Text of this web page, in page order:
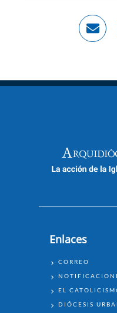
Enlaces
ENLACES
CORREO
EL
DIÓCESIS